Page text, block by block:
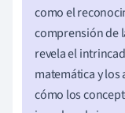
como el
comprensión de
revela el
matemática y
cómo los